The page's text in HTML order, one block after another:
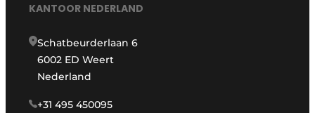
KANTOOR NEDERLAND
Schatbeurderlaan 6
6002 ED Weert
Nederland
+31 495 450095